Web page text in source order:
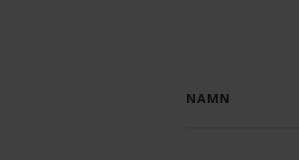
NAMN